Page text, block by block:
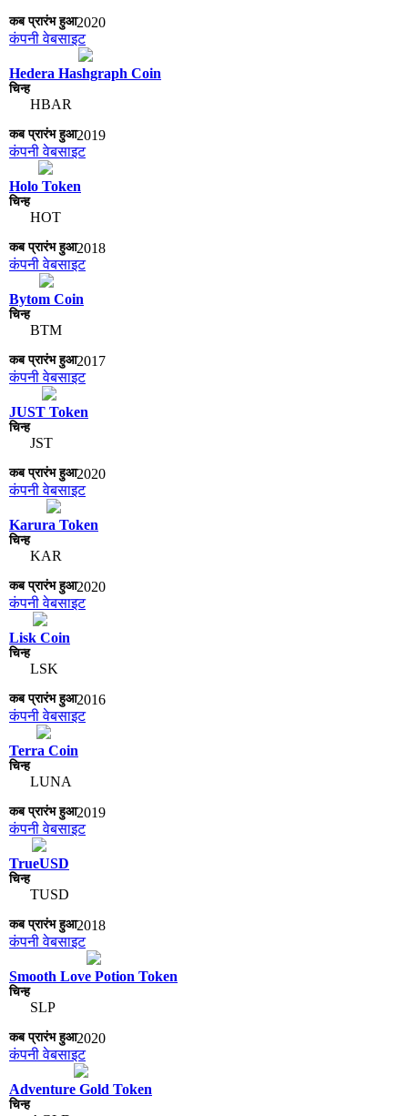
2020
कंपनी वेबसाइट
Hedera Hashgraph Coin
HBAR
2019
कंपनी वेबसाइट
Holo Token
HOT
2018
कंपनी वेबसाइट
Bytom Coin
BTM
2017
कंपनी वेबसाइट
JUST Token
JST
2020
कंपनी वेबसाइट
Karura Token
KAR
2020
कंपनी वेबसाइट
Lisk Coin
LSK
2016
कंपनी वेबसाइट
Terra Coin
LUNA
2019
कंपनी वेबसाइट
TrueUSD
TUSD
2018
कंपनी वेबसाइट
Smooth Love Potion Token
SLP
2020
कंपनी वेबसाइट
Adventure Gold Token